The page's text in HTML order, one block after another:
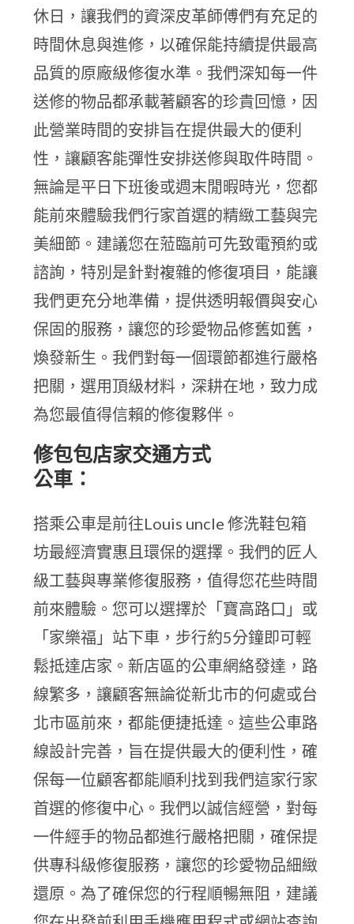
休日，讓我們的資深皮革師傅們有充足的
時間休息與進修，以確保能持續提供最高
品質的原廠級修復水準。我們深知每一件
送修的物品都承載著顧客的珍貴回憶，因
此營業時間的安排旨在提供最大的便利
性，讓顧客能彈性安排送修與取件時間。
無論是平日下班後或週末閒暇時光，您都
能前來體驗我們行家首選的精緻工藝與完
美細節。建議您在蒞臨前可先致電預約或
諮詢，特別是針對複雜的修復項目，能讓
我們更充分地準備，提供透明報價與安心
保固的服務，讓您的珍愛物品修舊如舊，
煥發新生。我們對每一個環節都進行嚴格
把關，選用頂級材料，深耕在地，致力成
為您最值得信賴的修復夥伴。
修包包店家交通方式
公車：
搭乘公車是前往Louis uncle 修洗鞋包箱
坊最經濟實惠且環保的選擇。我們的匠人
級工藝與專業修復服務，值得您花些時間
前來體驗。您可以選擇於「寶高路口」或
「家樂福」站下車，步行約5分鐘即可輕
鬆抵達店家。新店區的公車網絡發達，路
線繁多，讓顧客無論從新北市的何處或台
北市區前來，都能便捷抵達。這些公車路
線設計完善，旨在提供最大的便利性，確
保每一位顧客都能順利找到我們這家行家
首選的修復中心。我們以誠信經營，對每
一件經手的物品都進行嚴格把關，確保提
供專科級修復服務，讓您的珍愛物品細緻
還原。為了確保您的行程順暢無阻，建議